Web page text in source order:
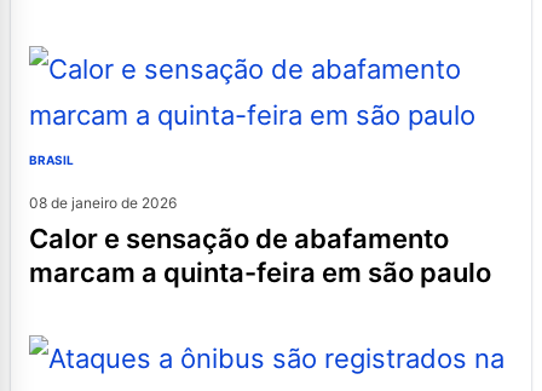
BRASIL
08 de janeiro de 2026
calor e sensação de abafamento
marcam a quinta-feira em são paulo